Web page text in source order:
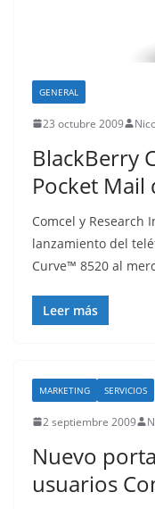
GENERAL
23 octubre 2009
BlackBerry
Pocket Mail
Comcel y Research
lanzamiento del
Curve™ 8520 al
Leer más
MARKETING SERVICIOS
2 septiembre 2009
Nuevo
usuarios